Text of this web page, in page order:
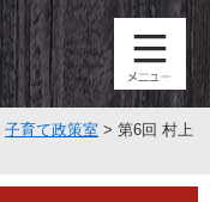
子育て政策室 > 第6回 村上